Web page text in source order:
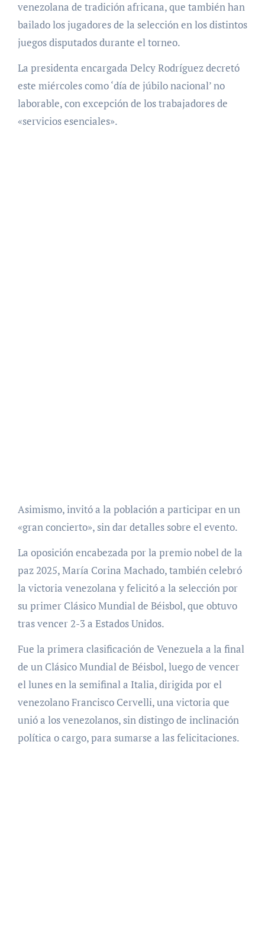
venezolana de tradición africana, que también han
bailado los jugadores de la selección en los distintos
juegos disputados durante el torneo.
La presidenta encargada Delcy Rodríguez decretó
este miércoles como ‘día de júbilo nacional’ no
laborable, con excepción de los trabajadores de
«servicios esenciales».
Asimismo, invitó a la población a participar en un
«gran concierto», sin dar detalles sobre el evento.
La oposición encabezada por la premio nobel de la
paz 2025, María Corina Machado, también celebró
la victoria venezolana y felicitó a la selección por
su primer Clásico Mundial de Béisbol, que obtuvo
tras vencer 2-3 a Estados Unidos.
Fue la primera clasificación de Venezuela a la final
de un Clásico Mundial de Béisbol, luego de vencer
el lunes en la semifinal a Italia, dirigida por el
venezolano Francisco Cervelli, una victoria que
unió a los venezolanos, sin distingo de inclinación
política o cargo, para sumarse a las felicitaciones.